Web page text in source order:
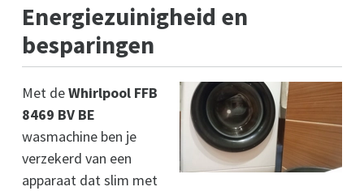
Energiezuinigheid en
besparingen
Met deWhirlpool FFB
8469 BV BE
wasmachine ben je
verzekerd van een
apparaat dat slim met